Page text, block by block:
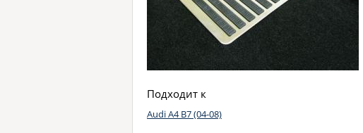
Подходит к
Audi A4 B7 (04-08)